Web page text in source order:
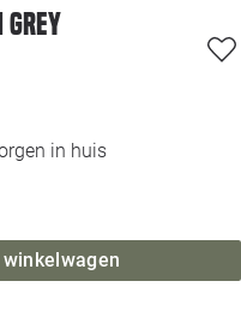
grey
in huis
winkelwagen